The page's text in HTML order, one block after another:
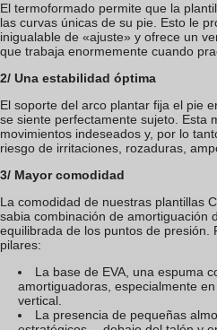
El termoformado permite que la
las curvas únicas de su pie. Esto le
inigualable de «ajuste» y ofrece un
que trabaja enormemente cuando
2/ Una estabilidad óptima
El soporte del arco plantar fija el pie
se siente perfectamente sujeto. Esta
movimientos indeseados y, por lo
riesgo de irritaciones, rozaduras,
3/ Mayor comodidad
La comodidad de nuestras plantillas
sabia combinación de amortiguación
equilibrada de los puntos de presión.
pilares:
La base de EVA, una espuma
amortiguadoras, especialmente
vertical.
La presencia de pequeñas